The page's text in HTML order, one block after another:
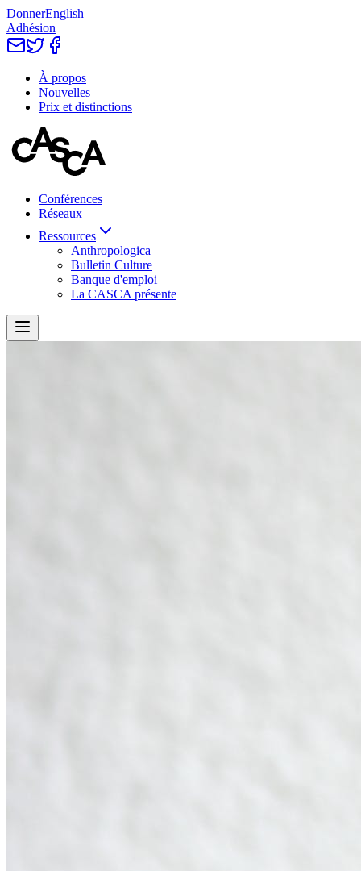
DonnerEnglish
Adhésion
À propos
Nouvelles
Prix et distinctions
Conférences
Réseaux
Ressources
Anthropologica
Bulletin Culture
Banque d'emploi
La CASCA présente